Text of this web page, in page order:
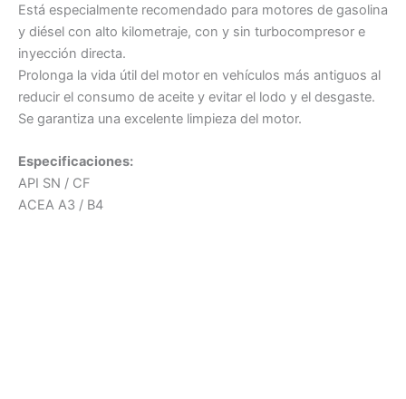
Está especialmente recomendado para motores de gasolina
y diésel con alto kilometraje, con y sin turbocompresor e
inyección directa.
Prolonga la vida útil del motor en vehículos más antiguos al
reducir el consumo de aceite y evitar el lodo y el desgaste.
Se garantiza una excelente limpieza del motor.
Especificaciones:
API SN / CF
ACEA A3 / B4